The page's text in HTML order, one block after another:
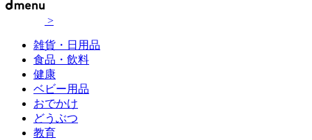
>
雑貨・日用品
食品・飲料
健康
ベビー用品
おでかけ
どうぶつ
教育